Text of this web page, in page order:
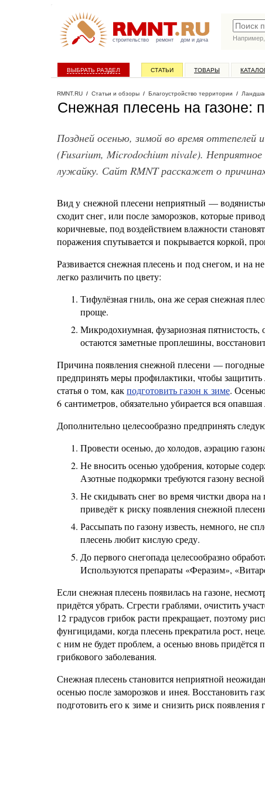
строительство ремонт дом и дача
Например,
ВЫБРАТЬ РАЗДЕЛ СТАТЬИ ТОВАРЫ
RMNT.RU / Статьи и обзоры / Благоустройство территории /
Снежная плесень на газоне:
Поздней осенью, зимой во время оттепелей
(Fusarium, Microdochium nivale). Неприятное
лужайку. Сайт RMNT расскажет о
Вид у снежной плесени неприятный — водянистые
сходит снег, или после заморозков, которые
коричневые, под воздействием влажности
поражения спутывается и покрывается коркой,
Развивается снежная плесень и под снегом, и на
легко различить по цвету:
Тифулёзная гниль, она же серая снежная
проще.
Микродохиумная, фузариозная
остаются заметные проплешины,
Причина появления снежной плесени —
предпринять меры профилактики, чтобы
статья о том, какподготовить газон к зиме.
6 сантиметров, обязательно убирается вся
Дополнительно целесообразно предпринять
Провести осенью, до холодов, аэрацию
Не вносить осенью удобрения, которые
Азотные подкормки требуются газону
Не скидывать снег во время чистки двора на
приведёт к риску появления снежной
Рассыпать по газону известь, немного, не
плесень любит кислую среду.
До первого снегопада целесообразно
Используются препараты «Феразим»,
Если снежная плесень появилась на газоне,
придётся убрать. Сгрести граблями, очистить
12 градусов грибок расти прекращает, поэтому
фунгицидами, когда плесень прекратила рост,
с ним не будет проблем, а осенью вновь
грибкового заболевания.
Снежная плесень становится неприятной
осенью после заморозков и инея. Восстановить
подготовить его к зиме и снизить риск появления